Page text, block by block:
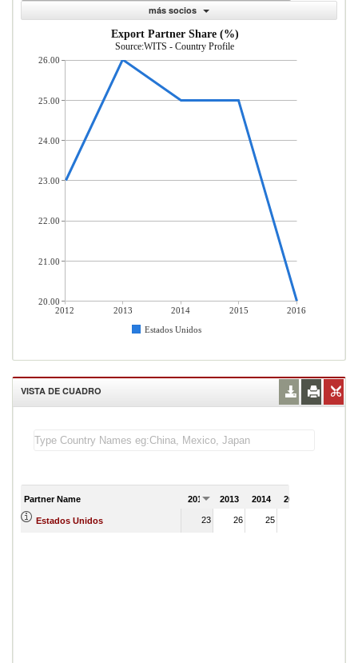
más socios
Export Partner Share (%)
Source:WITS - Country Profile
2012 2013 2014 2015
2016
Estados Unidos
26.00
25.00
24.00
23.00
22.00
21.00
20.00
VISTA DE CUADRO
Partner Name 2012 2013 2014 2015
Estados Unidos 23 26 25